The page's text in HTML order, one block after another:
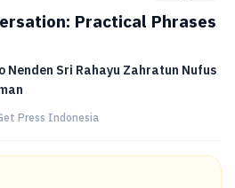
Practical Phrases
Nenden Sri Rahayu Zahratun Nufus
Press Indonesia